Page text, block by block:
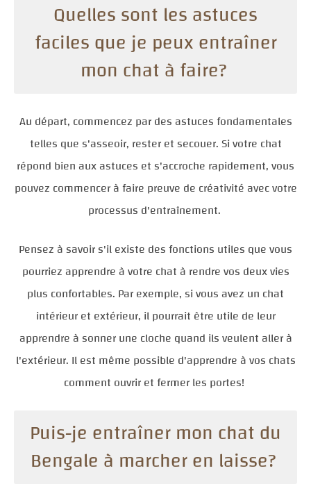
Quelles sont les astuces
faciles que je peux entraîner
mon chat à faire?
Au départ, commencez par des astuces fondamentales
telles que s'asseoir, rester et secouer. Si votre chat
répond bien aux astuces et s'accroche rapidement, vous
pouvez commencer à faire preuve de créativité avec votre
processus d'entraînement.
Pensez à savoir s'il existe des fonctions utiles que vous
pourriez apprendre à votre chat à rendre vos deux vies
plus confortables. Par exemple, si vous avez un chat
intérieur et extérieur, il pourrait être utile de leur
apprendre à sonner une cloche quand ils veulent aller à
l'extérieur. Il est même possible d'apprendre à vos chats
comment ouvrir et fermer les portes!
Puis-je entraîner mon chat du
Bengale à marcher en laisse?